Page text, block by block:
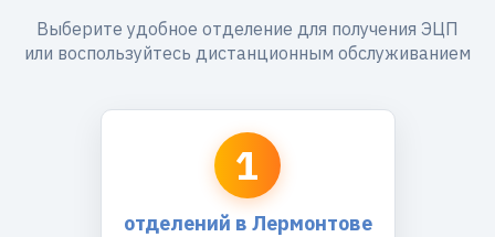
Выберите удобное отделение для получения ЭЦП
или воспользуйтесь дистанционным обслуживанием
1
отделений в Лермонтове